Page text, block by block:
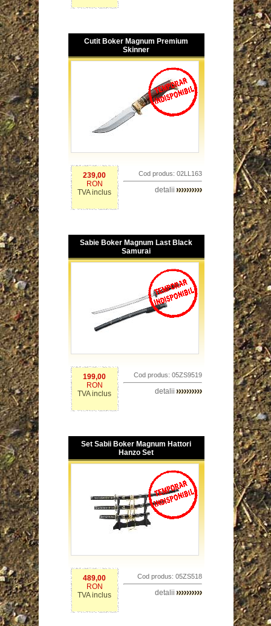
Cutit Boker Magnum Premium
Skinner
239,00
RON
TVA inclus
Cod produs: 02LL163
detalii
Sabie Boker Magnum Last Black
Samurai
199,00
RON
TVA inclus
Cod produs: 05ZS9519
detalii
Set Sabii Boker Magnum Hattori
Hanzo Set
489,00
RON
TVA inclus
Cod produs: 05ZS518
detalii